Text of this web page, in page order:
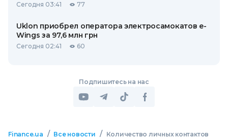
Сегодня 03:41 77
Uklon приобрел оператора электросамокатов e-
Wings за 97,6 млн грн
Сегодня 02:41 60
Подпишитесь на нас
Finance.ua / Все новости /
Количество личных контактов